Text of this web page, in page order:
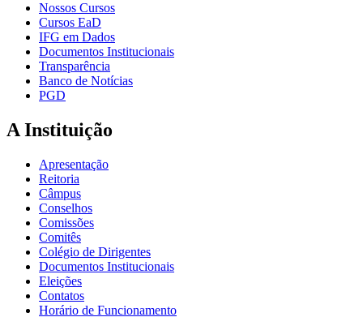
Nossos Cursos
Cursos EaD
IFG em Dados
Documentos Institucionais
Transparência
Banco de Notícias
PGD
A Instituição
Apresentação
Reitoria
Câmpus
Conselhos
Comissões
Comitês
Colégio de Dirigentes
Documentos Institucionais
Eleições
Contatos
Horário de Funcionamento